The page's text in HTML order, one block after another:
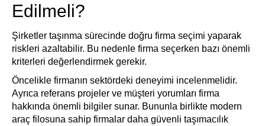
Edilmeli?
Şirketler taşınma sürecinde doğru firma seçimi yaparak
riskleri azaltabilir. Bu nedenle firma seçerken bazı önemli
kriterleri değerlendirmek gerekir.
Öncelikle firmanın sektördeki deneyimi incelenmelidir.
Ayrıca referans projeler ve müşteri yorumları firma
hakkında önemli bilgiler sunar. Bununla birlikte modern
araç filosuna sahip firmalar daha güvenli taşımacılık